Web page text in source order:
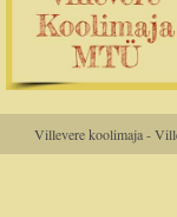
Villevere koolimaja -